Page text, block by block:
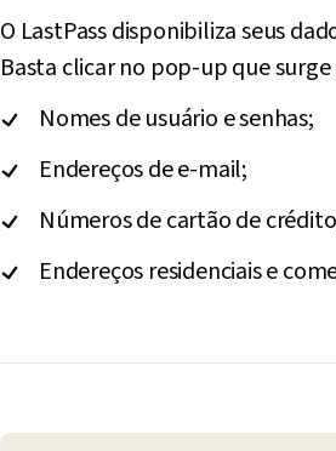
O LastPass disponibiliza seus
Basta clicar no pop-up que
Nomes de usuário e senhas;
Endereços de e-mail;
Números de cartão de
Endereços residenciais e